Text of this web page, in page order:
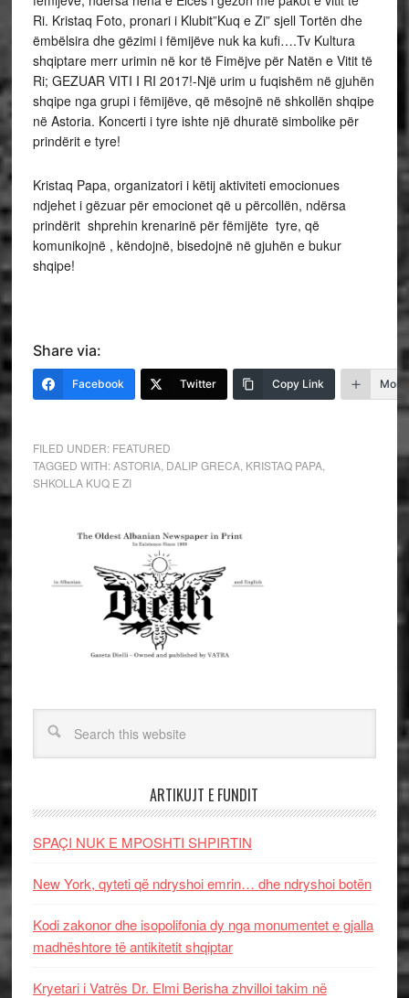
Ri. Kristaq Foto, pronari i Klubit”Kuq e Zi” sjell Tortën dhe
ëmbëlsira dhe gëzimi i fëmijëve nuk ka kufi….Tv Kultura
shqiptare merr urimin në kor të Fimëjve për Natën e Vitit të
Ri; GEZUAR VITI I RI 2017!-Një urim u fuqishëm në gjuhën
shqipe nga grupi i fëmijëve, që mësojnë në shkollën shqipe
në Astoria. Koncerti i tyre ishte një dhuratë simbolike për
prindërit e tyre!
Kristaq Papa, organizatori i këtij aktiviteti emocionues
ndjehet i gëzuar për emocionet që u përcollën, ndërsa
prindërit shprehin krenarinë për fëmijëte tyre, që
komunikojnë , këndojnë, bisedojnë në gjuhën e bukur
shqipe!
Share via:
Facebook Twitter Copy Link More
FILED UNDER: FEATURED
TAGGED WITH:ASTORIA, DALIP GRECA, KRISTAQ PAPA,
SHKOLLA KUQ E ZI
ARTIKUJT E FUNDIT
SPAÇI NUK E MPOSHTI SHPIRTIN
New York, qyteti që ndryshoi emrin… dhe ndryshoi botën
Kodi zakonor dhe isopolifonia dy nga monumentet e gjalla
madhështore të antikitetit shqiptar
Kryetari i Vatrës Dr. Elmi Berisha zhvilloi takim në